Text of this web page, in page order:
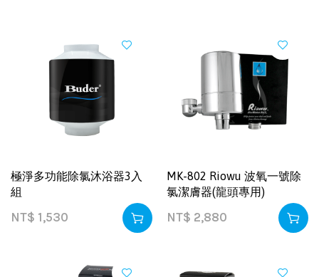
極淨多功能除氯沐浴器3入
組
NT$ 1,530
MK-802 Riowu 波氧一號除
氯潔膚器(龍頭專用)
NT$ 2,880